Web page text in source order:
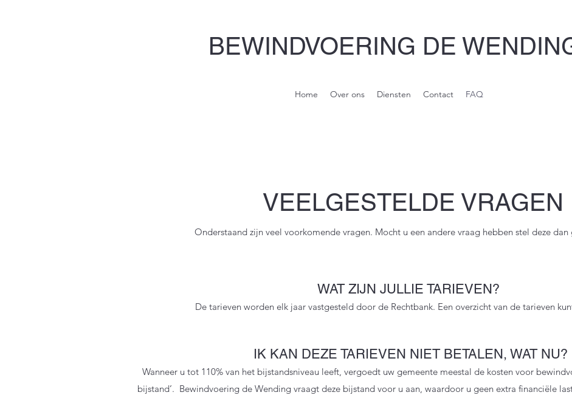
BEWINDVOERING DE
Home Over ons Diensten Contact FAQ
VEELGESTELDE VRAGEN
Onderstaand zijn veel voorkomende vragen. Mocht u een andere vraag hebben stel deze dan
WAT ZIJN JULLIE TARIEVEN?
De tarieven worden elk jaar vastgesteld door de Rechtbank. Een overzicht van de tarieven
IK KAN DEZE TARIEVEN NIET BETALEN, WAT NU?
Wanneer u tot 110% van het bijstandsniveau leeft, vergoedt uw gemeente meestal de kosten voor
bijstand’. Bewindvoering de Wending vraagt deze bijstand voor u aan, waardoor u geen extra financiële